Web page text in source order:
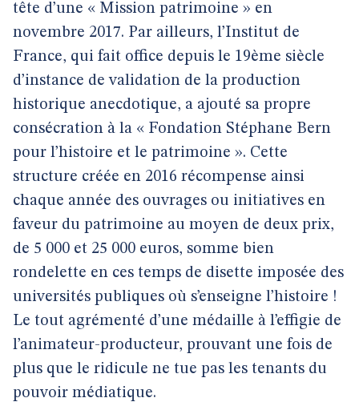
tête d’une « Mission patrimoine » en
novembre 2017. Par ailleurs, l’Institut de
France, qui fait office depuis le 19ème siècle
d’instance de validation de la production
historique anecdotique, a ajouté sa propre
consécration à la « Fondation Stéphane Bern
pour l’histoire et le patrimoine ». Cette
structure créée en 2016 récompense ainsi
chaque année des ouvrages ou initiatives en
faveur du patrimoine au moyen de deux prix,
de 5 000 et 25 000 euros, somme bien
rondelette en ces temps de disette imposée des
universités publiques où s’enseigne l’histoire !
Le tout agrémenté d’une médaille à l’effigie de
l’animateur-producteur, prouvant une fois de
plus que le ridicule ne tue pas les tenants du
pouvoir médiatique.